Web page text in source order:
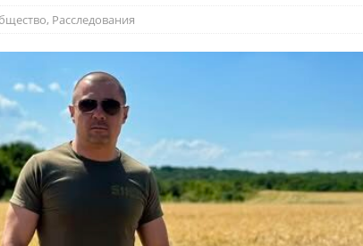
, Расследования